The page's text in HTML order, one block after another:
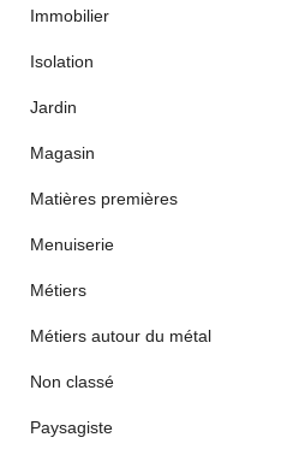
Immobilier
Isolation
Jardin
Magasin
Matières premières
Menuiserie
Métiers
Métiers autour du métal
Non classé
Paysagiste